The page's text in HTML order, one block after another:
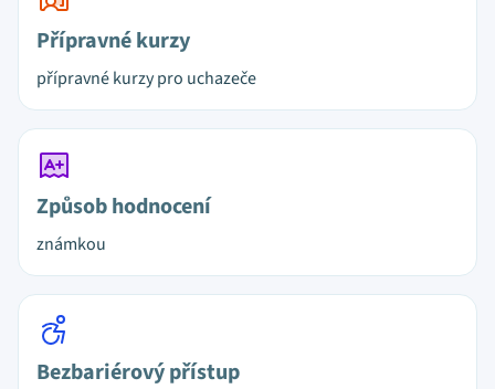
Přípravné kurzy
přípravné kurzy pro uchazeče
Způsob hodnocení
známkou
Bezbariérový přístup